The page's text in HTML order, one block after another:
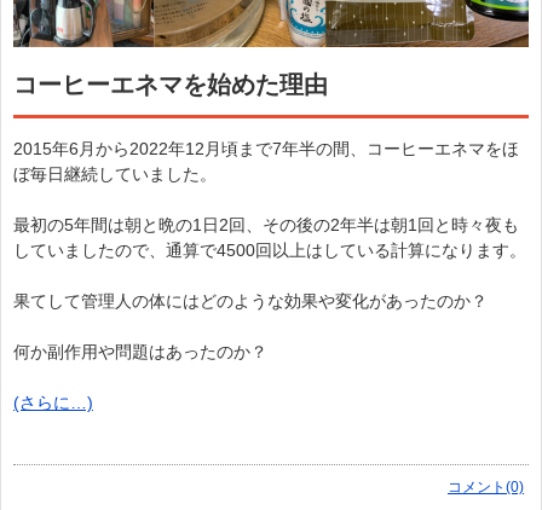
コーヒーエネマを始めた理由
2015年6月から2022年12月頃まで7年半の間、コーヒーエネマをほ
ぼ毎日継続していました。
最初の5年間は朝と晩の1日2回、その後の2年半は朝1回と時々夜も
していましたので、通算で4500回以上はしている計算になります。
果てして管理人の体にはどのような効果や変化があったのか？
何か副作用や問題はあったのか？
(さらに…)
コメント(0)